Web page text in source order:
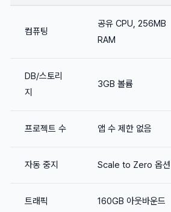
컴퓨팅
공유 CPU, 256MB
RAM
DB/스토리
지
3GB 볼륨
프로젝트 수 앱 수 제한 없음
자동 중지 Scale to Zero 옵션
트래픽 160GB 아웃바운드